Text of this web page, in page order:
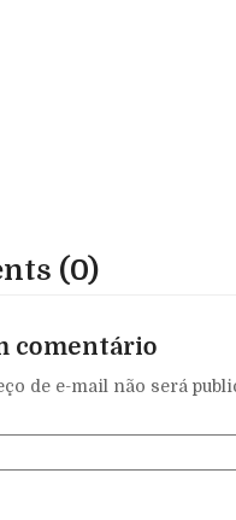
(0)
comentário
de e-mail não será